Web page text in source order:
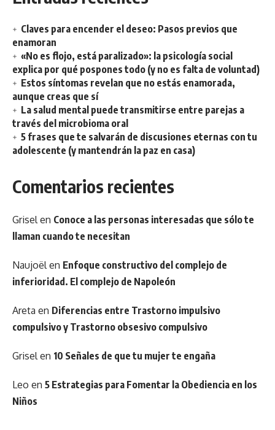
Claves para encender el deseo: Pasos previos que
enamoran
«No es flojo, está paralizado»: la psicología social
explica por qué pospones todo (y no es falta de voluntad)
Estos síntomas revelan que no estás enamorada,
aunque creas que sí
La salud mental puede transmitirse entre parejas a
través del microbioma oral
5 frases que te salvarán de discusiones eternas con tu
adolescente (y mantendrán la paz en casa)
Comentarios recientes
Grisel en Conoce a las personas interesadas que sólo te
llaman cuando te necesitan
Naujoël en Enfoque constructivo del complejo de
inferioridad. El complejo de Napoleón
Areta en Diferencias entre Trastorno impulsivo
compulsivo y Trastorno obsesivo compulsivo
Grisel en 10 Señales de que tu mujer te engaña
Leo en 5 Estrategias para Fomentar la Obediencia en los
Niños